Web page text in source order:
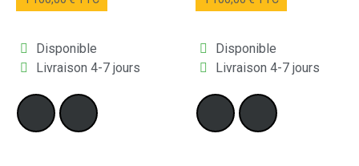
Disponible
Livraison 4-7 jours
Disponible
Livraison 4-7 jours